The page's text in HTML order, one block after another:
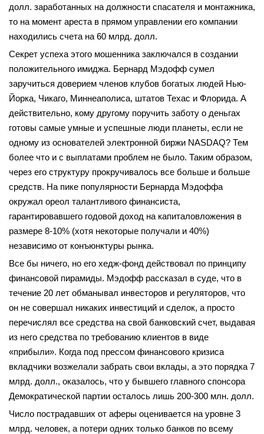
долл. заработанных на должности спасателя и монтажника,
то на момент ареста в прямом управлении его компании
находились счета на 60 млрд. долл.
Секрет успеха этого мошенника заключался в создании
положительного имиджа. Бернард Мэдофф сумел
заручиться доверием членов клубов богатых людей Нью-
Йорка, Чикаго, Миннеаполиса, штатов Техас и Флорида. А
действительно, кому другому поручить заботу о деньгах
готовы самые умные и успешные люди планеты, если не
одному из основателей электронной биржи NASDAQ? Тем
более что и с выплатами проблем не было. Таким образом,
через его структуру прокручивалось все больше и больше
средств. На пике популярности Бернарда Мэдоффа
окружал ореол талантливого финансиста,
гарантировавшего годовой доход на капиталовложения в
размере 8-10% (хотя некоторые получали и 40%)
независимо от конъюнктуры рынка.
Все бы ничего, но его хедж-фонд действовал по принципу
финансовой пирамиды. Мэдофф рассказал в суде, что в
течение 20 лет обманывал инвесторов и регуляторов, что
он не совершал никаких инвестиций и сделок, а просто
перечислял все средства на свой банковский счет, выдавая
из него средства по требованию клиентов в виде
«прибыли». Когда под прессом финансового кризиса
вкладчики возжелали забрать свои вклады, а это порядка 7
млрд. долл., оказалось, что у бывшего главного спонсора
Демократической партии осталось лишь 200-300 млн. долл.
Число пострадавших от аферы оценивается на уровне 3
млрд. человек, а потери одних только банков по всему